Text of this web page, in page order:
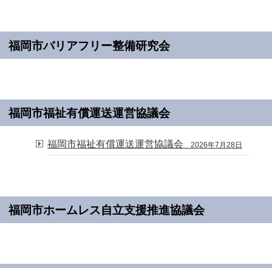
福岡市バリアフリー整備研究会
福岡市福祉有償運送運営協議会
福岡市福祉有償運送運営協議会 2026年7月28日
福岡市ホームレス自立支援推進協議会